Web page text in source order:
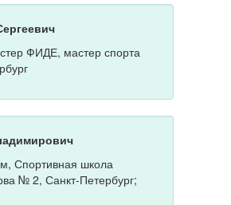
ФИДЕ, мастер спорта
Спортивная школа
№ 2, Санкт-Петербург;